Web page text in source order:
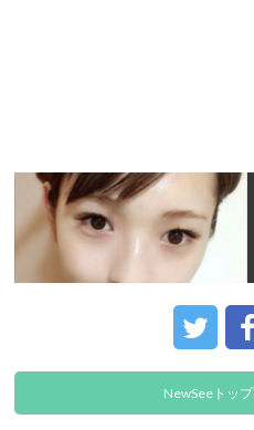
NewSeeトッ